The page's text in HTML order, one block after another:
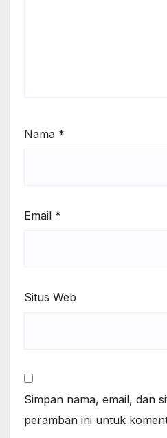
Nama *
Email *
Situs Web
Simpan nama, email, dan
peramban ini untuk